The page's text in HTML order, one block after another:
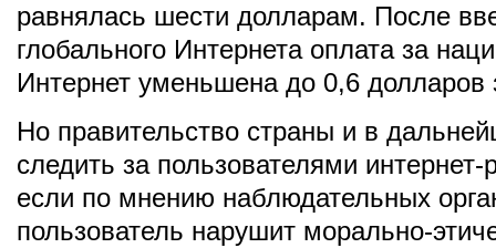
равнялась шести долларам. После
глобального Интернета оплата за
Интернет уменьшена до 0,6 долларов
Но правительство страны и в
следить за пользователями
если по мнению наблюдательных
пользователь нарушит морально-